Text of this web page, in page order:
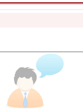
物安全法正式实施